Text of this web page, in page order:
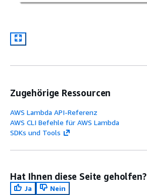
Zugehörige Ressourcen
AWS Lambda API-Referenz
AWS CLI Befehle für AWS Lambda
SDKs und Tools
Hat Ihnen diese Seite geholfen?
Ja
Nein